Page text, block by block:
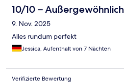
10/10 – Außergewöhnlich
9. Nov. 2025
Alles rundum perfekt
Jessica, Aufenthalt von 7 Nächten
Verifizierte Bewertung